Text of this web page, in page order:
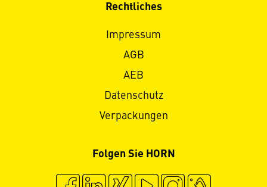
Rechtliches
Impressum
AGB
AEB
Datenschutz
Verpackungen
Folgen Sie HORN